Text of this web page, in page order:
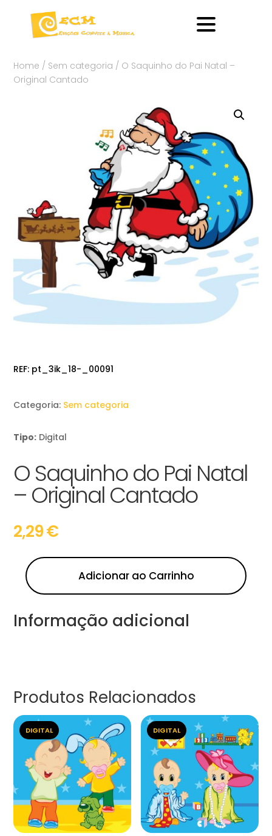
Home / Sem categoria / O Saquinho do Pai Natal –
Original Cantado
REF: pt_3ik_18-_00091
Categoria: Sem categoria
Tipo: Digital
O Saquinho do Pai Natal
– Original Cantado
2,29€
Adicionar ao Carrinho
Informação adicional
Produtos Relacionados
DIGITAL DIGITAL